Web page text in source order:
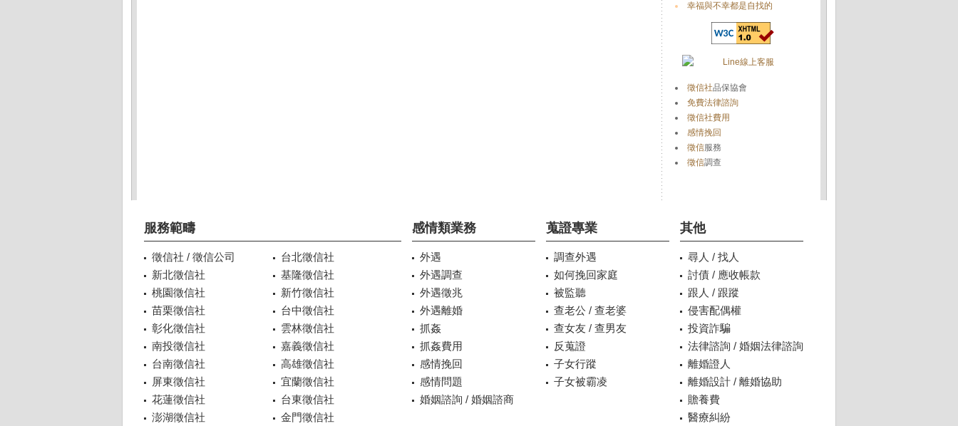
幸福與不幸都是自找的
徵信社品保協會
免費法律諮詢
徵信社費用
感情挽回
徵信服務
徵信調查
服務範疇
徵信社 / 徵信公司
台北徵信社
新北徵信社
基隆徵信社
桃園徵信社
新竹徵信社
苗栗徵信社
台中徵信社
彰化徵信社
雲林徵信社
南投徵信社
嘉義徵信社
台南徵信社
高雄徵信社
屏東徵信社
宜蘭徵信社
花蓮徵信社
台東徵信社
澎湖徵信社
金門徵信社
感情類業務
外遇
外遇調查
外遇徵兆
外遇離婚
抓姦
抓姦費用
感情挽回
感情問題
婚姻諮詢 / 婚姻諮商
蒐證專業
調查外遇
如何挽回家庭
被監聽
查老公 / 查老婆
查女友 / 查男友
反蒐證
子女行蹤
子女被霸凌
其他
尋人 / 找人
討債 / 應收帳款
跟人 / 跟蹤
侵害配偶權
投資詐騙
法律諮詢 / 婚姻法律諮詢
離婚證人
離婚設計 / 離婚協助
贍養費
醫療糾紛